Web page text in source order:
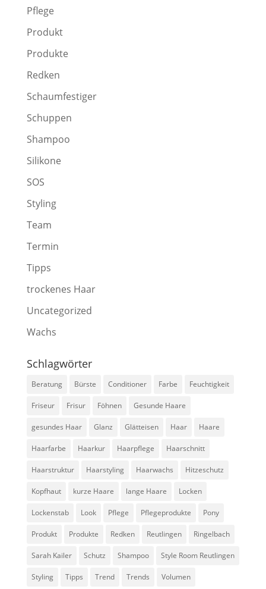
Pflege
Produkt
Produkte
Redken
Schaumfestiger
Schuppen
Shampoo
Silikone
SOS
Styling
Team
Termin
Tipps
trockenes Haar
Uncategorized
Wachs
Schlagwörter
Beratung Bürste Conditioner Farbe Feuchtigkeit
Friseur Frisur Föhnen Gesunde Haare
gesundes Haar Glanz Glätteisen Haar Haare
Haarfarbe Haarkur Haarpflege Haarschnitt
Haarstruktur Haarstyling Haarwachs Hitzeschutz
Kopfhaut kurze Haare lange Haare Locken
Lockenstab Look Pflege Pflegeprodukte Pony
Produkt Produkte Redken Reutlingen Ringelbach
Sarah Kailer Schutz Shampoo Style Room Reutlingen
Styling Tipps Trend Trends Volumen